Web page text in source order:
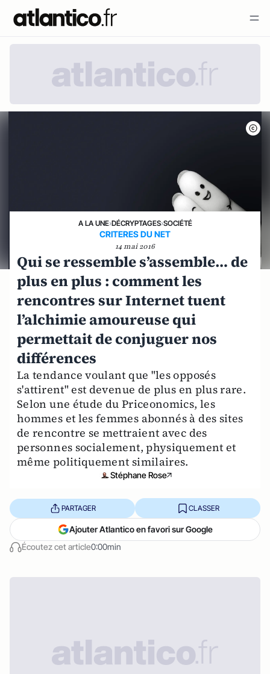
A LA UNE›DÉCRYPTAGES›SOCIÉTÉ
CRITERES DU NET
14 mai 2016
Qui se ressemble s’assemble… de
plus en plus : comment les
rencontres sur Internet tuent
l’alchimie amoureuse qui
permettait de conjuguer nos
différences
La tendance voulant que "les opposés
s'attirent" est devenue de plus en plus rare.
Selon une étude du Priceonomics, les
hommes et les femmes abonnés à des sites
de rencontre se mettraient avec des
personnes socialement, physiquement et
même politiquement similaires.
Stéphane Rose
Écoutez cet article0:00min
PARTAGER CLASSER
Ajouter Atlantico en favori sur Google